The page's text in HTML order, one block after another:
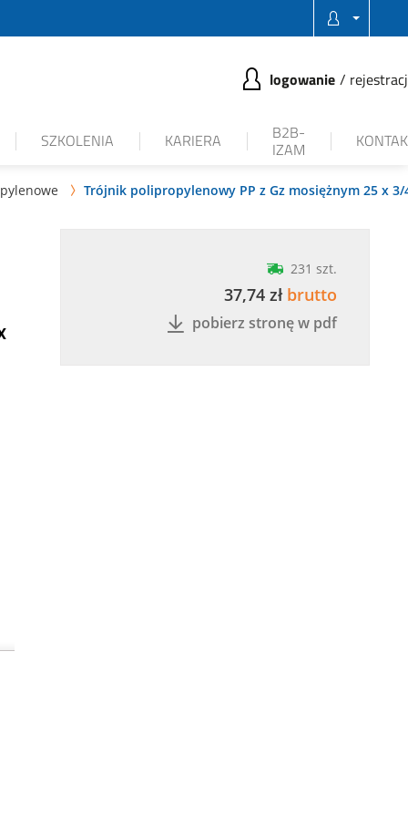
logowanie
SZKOLENIA KARIERA B2B-
IZAM
 Trójnik polipropylenowy PP z Gz mosiężnym 25 x 3/
231 szt.
37,74 zł brutto
pobierz stronę w pdf